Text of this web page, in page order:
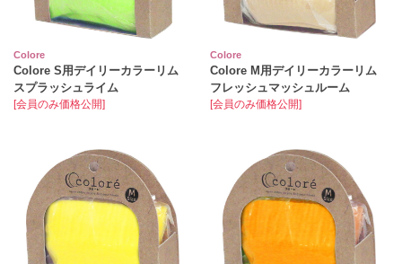
Colore
Colore S用デイリーカラーリム
スプラッシュライム
[会員のみ価格公開]
Colore
Colore M用デイリーカラーリム
フレッシュマッシュルーム
[会員のみ価格公開]